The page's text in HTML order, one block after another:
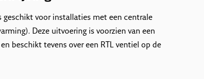
geschikt voor installaties met een centrale
Deze uitvoering is voorzien van een
beschikt tevens over een RTL ventiel op de